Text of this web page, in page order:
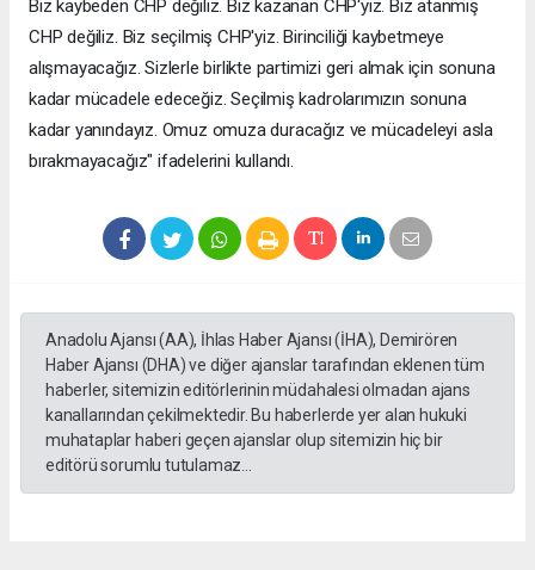
Biz kaybeden CHP değiliz. Biz kazanan CHP'yiz. Biz atanmış
CHP değiliz. Biz seçilmiş CHP'yiz. Birinciliği kaybetmeye
alışmayacağız. Sizlerle birlikte partimizi geri almak için sonuna
kadar mücadele edeceğiz. Seçilmiş kadrolarımızın sonuna
kadar yanındayız. Omuz omuza duracağız ve mücadeleyi asla
bırakmayacağız" ifadelerini kullandı.
Anadolu Ajansı (AA), İhlas Haber Ajansı (İHA), Demirören
Haber Ajansı (DHA) ve diğer ajanslar tarafından eklenen tüm
haberler, sitemizin editörlerinin müdahalesi olmadan ajans
kanallarından çekilmektedir. Bu haberlerde yer alan hukuki
muhataplar haberi geçen ajanslar olup sitemizin hiç bir
editörü sorumlu tutulamaz...